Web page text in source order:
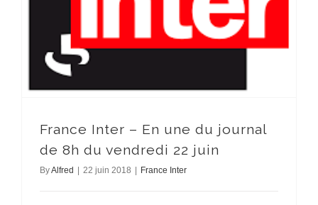
France Inter – En une du journal
de 8h du vendredi 22 juin
ByAlfred 22 juin 2018 France Inter